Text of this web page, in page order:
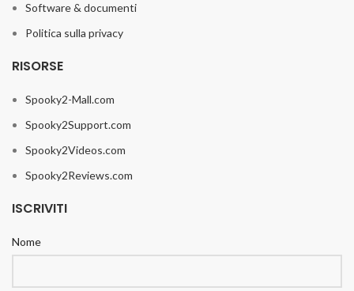
Software & documenti
Politica sulla privacy
RISORSE
Spooky2-Mall.com
Spooky2Support.com
Spooky2Videos.com
Spooky2Reviews.com
ISCRIVITI
Nome